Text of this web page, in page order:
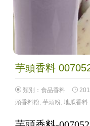
芋頭香料
類別： 食品香料
頭香料粉, 芋頭粉, 地瓜香料